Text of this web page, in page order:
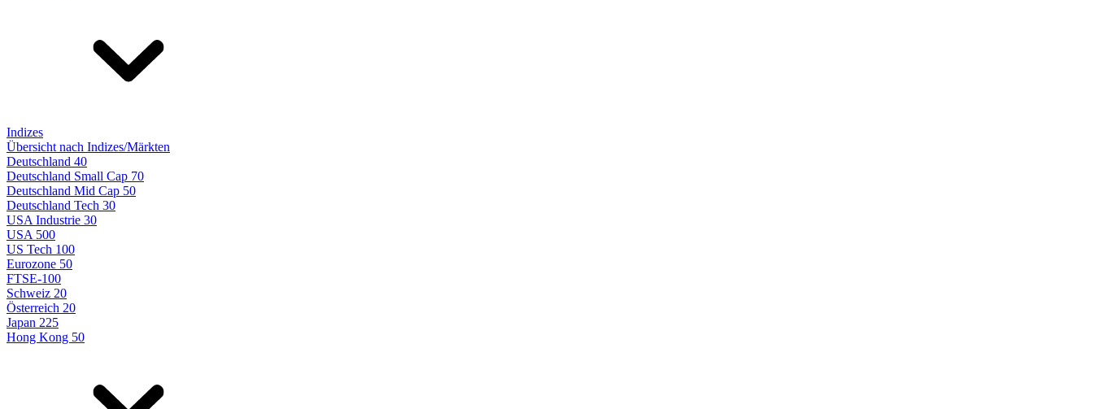
Indizes
Übersicht nach Indizes/Märkten
Deutschland 40
Deutschland Small Cap 70
Deutschland Mid Cap 50
Deutschland Tech 30
USA Industrie 30
USA 500
US Tech 100
Eurozone 50
FTSE-100
Schweiz 20
Österreich 20
Japan 225
Hong Kong 50